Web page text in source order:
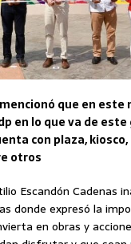
que en este
en lo que va de
con plaza,
otros
Escandón Cadenas
donde expresó la
en obras y